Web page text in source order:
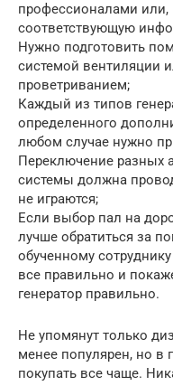
профессионалами или,
соответствующую
Нужно подготовить
системой вентиляции
проветриванием;
Каждый из типов
определенного
любом случае нужно
Переключение разных
системы должна
не играются;
Если выбор пал на
лучше обратиться за
обученному
все правильно и
генератор правильно.
Не упомянут только
менее популярен, но в
покупать все чаще.